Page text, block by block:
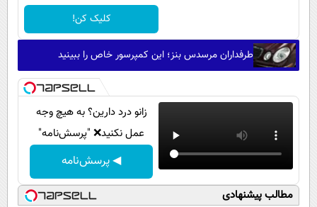
کلیک کن!
طرفداران مرسدس بنز؛ این کمپرسور خاص را ببینید
زانو درد دارین؟ به هیچ وجه
عمل نکنید❌ "پرسش‌نامه"
◀ پرسش‌نامه
مطالب پیشنهادی